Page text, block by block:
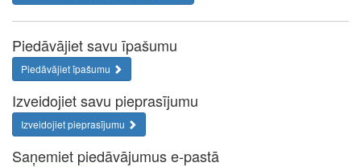
Piedāvājiet savu īpašumu
Piedāvājiet īpašumu
Izveidojiet savu pieprasījumu
Izveidojiet pieprasījumu
Saņemiet piedāvājumus e-pastā